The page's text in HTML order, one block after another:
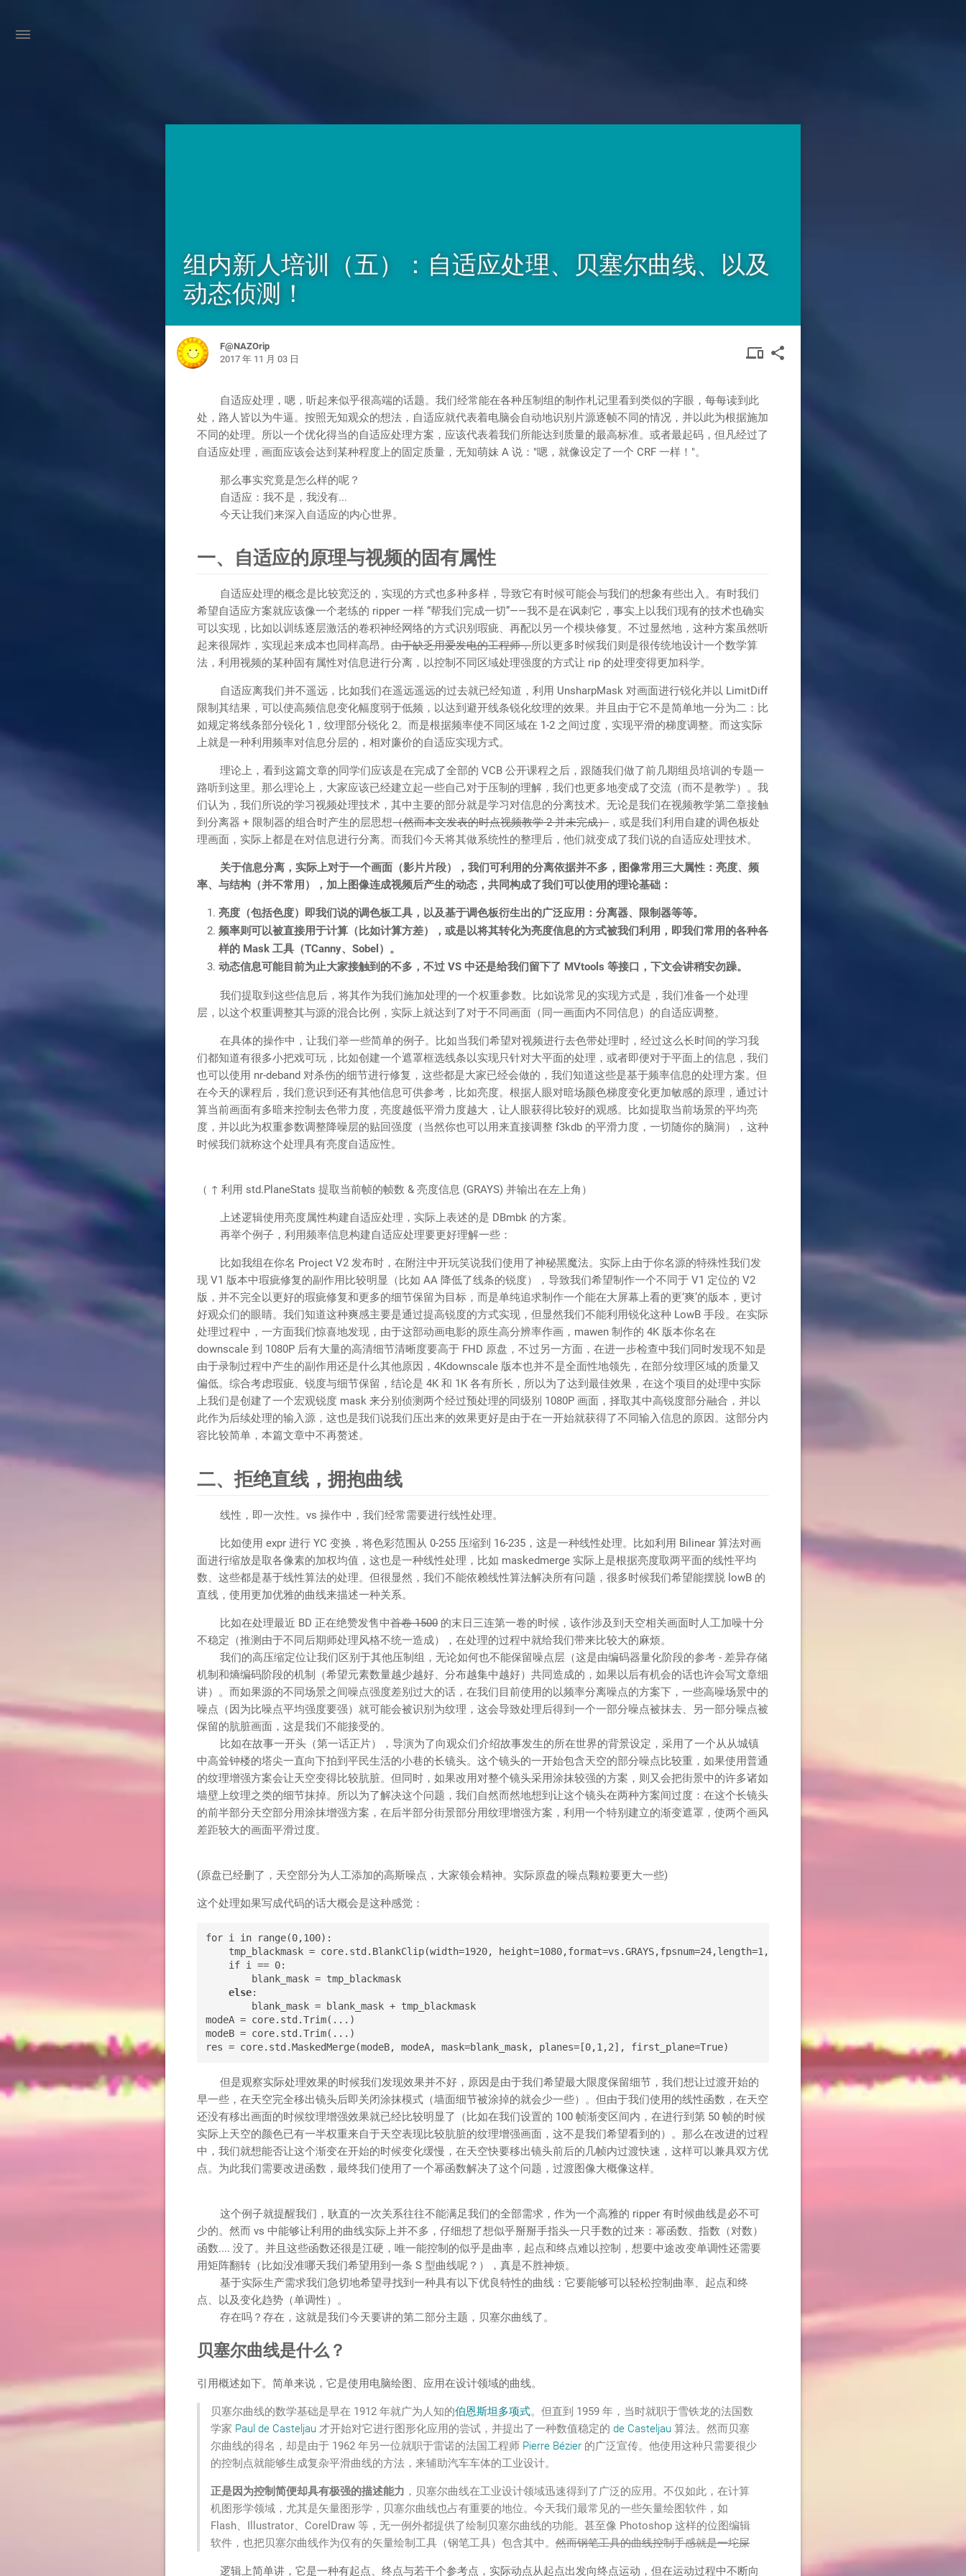
组内新人培训（五）：自适应处理、贝塞尔曲线、以及
动态侦测！
F@NAZOrip
2017 年 11 月 03 日
devices other
DEVICES
share
SHARE
自适应处理，嗯，听起来似乎很高端的话题。我们经常能在各种压制组的制作札记里看到类似的字眼，每每读到此
处，路人皆以为牛逼。按照无知观众的想法，自适应就代表着电脑会自动地识别片源逐帧不同的情况，并以此为根据施加
不同的处理。所以一个优化得当的自适应处理方案，应该代表着我们所能达到质量的最高标准。或者最起码，但凡经过了
自适应处理，画面应该会达到某种程度上的固定质量，无知萌妹 A 说："嗯，就像设定了一个 CRF 一样！"。
那么事实究竟是怎么样的呢？
自适应：我不是，我没有...
今天让我们来深入自适应的内心世界。
一、自适应的原理与视频的固有属性
自适应处理的概念是比较宽泛的，实现的方式也多种多样，导致它有时候可能会与我们的想象有些出入。有时我们
希望自适应方案就应该像一个老练的 ripper 一样 “帮我们完成一切”——我不是在讽刺它，事实上以我们现有的技术也确实
可以实现，比如以训练逐层激活的卷积神经网络的方式识别瑕疵、再配以另一个模块修复。不过显然地，这种方案虽然听
起来很屌炸，实现起来成本也同样高昂。由于缺乏用爱发电的工程师，所以更多时候我们则是很传统地设计一个数学算
法，利用视频的某种固有属性对信息进行分离，以控制不同区域处理强度的方式让 rip 的处理变得更加科学。
自适应离我们并不遥远，比如我们在遥远遥远的过去就已经知道，利用 UnsharpMask 对画面进行锐化并以 LimitDiff
限制其结果，可以使高频信息变化幅度弱于低频，以达到避开线条锐化纹理的效果。并且由于它不是简单地一分为二：比
如规定将线条部分锐化 1，纹理部分锐化 2。而是根据频率使不同区域在 1-2 之间过度，实现平滑的梯度调整。而这实际
上就是一种利用频率对信息分层的，相对廉价的自适应实现方式。
理论上，看到这篇文章的同学们应该是在完成了全部的 VCB 公开课程之后，跟随我们做了前几期组员培训的专题一
路听到这里。那么理论上，大家应该已经建立起一些自己对于压制的理解，我们也更多地变成了交流（而不是教学）。我
们认为，我们所说的学习视频处理技术，其中主要的部分就是学习对信息的分离技术。无论是我们在视频教学第二章接触
到分离器 + 限制器的组合时产生的层思想（然而本文发表的时点视频教学 2 并未完成），或是我们利用自建的调色板处
理画面，实际上都是在对信息进行分离。而我们今天将其做系统性的整理后，他们就变成了我们说的自适应处理技术。
关于信息分离，实际上对于一个画面（影片片段），我们可利用的分离依据并不多，图像常用三大属性：亮度、频
率、与结构（并不常用），加上图像连成视频后产生的动态，共同构成了我们可以使用的理论基础：
亮度（包括色度）即我们说的调色板工具，以及基于调色板衍生出的广泛应用：分离器、限制器等等。
频率则可以被直接用于计算（比如计算方差），或是以将其转化为亮度信息的方式被我们利用，即我们常用的各种各
样的 Mask 工具（TCanny、Sobel）。
动态信息可能目前为止大家接触到的不多，不过 VS 中还是给我们留下了 MVtools 等接口，下文会讲稍安勿躁。
我们提取到这些信息后，将其作为我们施加处理的一个权重参数。比如说常见的实现方式是，我们准备一个处理
层，以这个权重调整其与源的混合比例，实际上就达到了对于不同画面（同一画面内不同信息）的自适应调整。
在具体的操作中，让我们举一些简单的例子。比如当我们希望对视频进行去色带处理时，经过这么长时间的学习我
们都知道有很多小把戏可玩，比如创建一个遮罩框选线条以实现只针对大平面的处理，或者即便对于平面上的信息，我们
也可以使用 nr-deband 对杀伤的细节进行修复，这些都是大家已经会做的，我们知道这些是基于频率信息的处理方案。但
在今天的课程后，我们意识到还有其他信息可供参考，比如亮度。根据人眼对暗场颜色梯度变化更加敏感的原理，通过计
算当前画面有多暗来控制去色带力度，亮度越低平滑力度越大，让人眼获得比较好的观感。比如提取当前场景的平均亮
度，并以此为权重参数调整降噪层的贴回强度（当然你也可以用来直接调整 f3kdb 的平滑力度，一切随你的脑洞），这种
时候我们就称这个处理具有亮度自适应性。
（ ↑ 利用 std.PlaneStats 提取当前帧的帧数 & 亮度信息 (GRAYS) 并输出在左上角）
上述逻辑使用亮度属性构建自适应处理，实际上表述的是 DBmbk 的方案。
再举个例子，利用频率信息构建自适应处理要更好理解一些：
比如我组在你名 Project V2 发布时，在附注中开玩笑说我们使用了神秘黑魔法。实际上由于你名源的特殊性我们发
现 V1 版本中瑕疵修复的副作用比较明显（比如 AA 降低了线条的锐度），导致我们希望制作一个不同于 V1 定位的 V2
版，并不完全以更好的瑕疵修复和更多的细节保留为目标，而是单纯追求制作一个能在大屏幕上看的更‘爽’的版本，更讨
好观众们的眼睛。我们知道这种爽感主要是通过提高锐度的方式实现，但显然我们不能利用锐化这种 LowB 手段。在实际
处理过程中，一方面我们惊喜地发现，由于这部动画电影的原生高分辨率作画，mawen 制作的 4K 版本你名在
downscale 到 1080P 后有大量的高清细节清晰度要高于 FHD 原盘，不过另一方面，在进一步检查中我们同时发现不知是
由于录制过程中产生的副作用还是什么其他原因，4Kdownscale 版本也并不是全面性地领先，在部分纹理区域的质量又
偏低。综合考虑瑕疵、锐度与细节保留，结论是 4K 和 1K 各有所长，所以为了达到最佳效果，在这个项目的处理中实际
上我们是创建了一个宏观锐度 mask 来分别侦测两个经过预处理的同级别 1080P 画面，择取其中高锐度部分融合，并以
此作为后续处理的输入源，这也是我们说我们压出来的效果更好是由于在一开始就获得了不同输入信息的原因。这部分内
容比较简单，本篇文章中不再赘述。
二、拒绝直线，拥抱曲线
线性，即一次性。vs 操作中，我们经常需要进行线性处理。
比如使用 expr 进行 YC 变换，将色彩范围从 0-255 压缩到 16-235，这是一种线性处理。比如利用 Bilinear 算法对画
面进行缩放是取各像素的加权均值，这也是一种线性处理，比如 maskedmerge 实际上是根据亮度取两平面的线性平均
数、这些都是基于线性算法的处理。但很显然，我们不能依赖线性算法解决所有问题，很多时候我们希望能摆脱 lowB 的
直线，使用更加优雅的曲线来描述一种关系。
比如在处理最近 BD 正在绝赞发售中首卷 1500的末日三连第一卷的时候，该作涉及到天空相关画面时人工加噪十分
不稳定（推测由于不同后期师处理风格不统一造成），在处理的过程中就给我们带来比较大的麻烦。
我们的高压缩定位让我们区别于其他压制组，无论如何也不能保留噪点层（这是由编码器量化阶段的参考 - 差异存储
机制和熵编码阶段的机制（希望元素数量越少越好、分布越集中越好）共同造成的，如果以后有机会的话也许会写文章细
讲）。而如果源的不同场景之间噪点强度差别过大的话，在我们目前使用的以频率分离噪点的方案下，一些高噪场景中的
噪点（因为比噪点平均强度要强）就可能会被识别为纹理，这会导致处理后得到一个一部分噪点被抹去、另一部分噪点被
保留的肮脏画面，这是我们不能接受的。
比如在故事一开头（第一话正片），导演为了向观众们介绍故事发生的所在世界的背景设定，采用了一个从从城镇
中高耸钟楼的塔尖一直向下拍到平民生活的小巷的长镜头。这个镜头的一开始包含天空的部分噪点比较重，如果使用普通
的纹理增强方案会让天空变得比较肮脏。但同时，如果改用对整个镜头采用涂抹较强的方案，则又会把街景中的许多诸如
墙壁上纹理之类的细节抹掉。所以为了解决这个问题，我们自然而然地想到让这个镜头在两种方案间过度：在这个长镜头
的前半部分天空部分用涂抹增强方案，在后半部分街景部分用纹理增强方案，利用一个特别建立的渐变遮罩，使两个画风
差距较大的画面平滑过度。
(原盘已经删了，天空部分为人工添加的高斯噪点，大家领会精神。实际原盘的噪点颗粒要更大一些)
这个处理如果写成代码的话大概会是这种感觉：
for i in range(0,100):
    tmp_blackmask = core.std.BlankClip(width=1920, height=1080,format=vs.GRAYS,fpsnum=24,length=1,color=(i/100))
    if i == 0:
        blank_mask = tmp_blackmask
else:
        blank_mask = blank_mask + tmp_blackmask
modeA = core.std.Trim(...)
modeB = core.std.Trim(...)
但是观察实际处理效果的时候我们发现效果并不好，原因是由于我们希望最大限度保留细节，我们想让过渡开始的
早一些，在天空完全移出镜头后即关闭涂抹模式（墙面细节被涂掉的就会少一些）。但由于我们使用的线性函数，在天空
还没有移出画面的时候纹理增强效果就已经比较明显了（比如在我们设置的 100 帧渐变区间内，在进行到第 50 帧的时候
实际上天空的颜色已有一半权重来自于天空表现比较肮脏的纹理增强画面，这不是我们希望看到的）。那么在改进的过程
中，我们就想能否让这个渐变在开始的时候变化缓慢，在天空快要移出镜头前后的几帧内过渡快速，这样可以兼具双方优
点。为此我们需要改进函数，最终我们使用了一个幂函数解决了这个问题，过渡图像大概像这样。
这个例子就提醒我们，耿直的一次关系往往不能满足我们的全部需求，作为一个高雅的 ripper 有时候曲线是必不可
少的。然而 vs 中能够让利用的曲线实际上并不多，仔细想了想似乎掰掰手指头一只手数的过来：幂函数、指数（对数）
函数.... 没了。并且这些函数还很是江硬，唯一能控制的似乎是曲率，起点和终点难以控制，想要中途改变单调性还需要
用矩阵翻转（比如没准哪天我们希望用到一条 S 型曲线呢？），真是不胜神烦。
基于实际生产需求我们急切地希望寻找到一种具有以下优良特性的曲线：它要能够可以轻松控制曲率、起点和终
点、以及变化趋势（单调性）。
存在吗？存在，这就是我们今天要讲的第二部分主题，贝塞尔曲线了。
贝塞尔曲线是什么？
引用概述如下。简单来说，它是使用电脑绘图、应用在设计领域的曲线。
贝塞尔曲线的数学基础是早在 1912 年就广为人知的伯恩斯坦多项式。但直到 1959 年，当时就职于雪铁龙的法国数
学家 Paul de Casteljau 才开始对它进行图形化应用的尝试，并提出了一种数值稳定的de Casteljau 算法。然而贝塞
尔曲线的得名，却是由于 1962 年另一位就职于雷诺的法国工程师 Pierre Bézier 的广泛宣传。他使用这种只需要很少
的控制点就能够生成复杂平滑曲线的方法，来辅助汽车车体的工业设计。
正是因为控制简便却具有极强的描述能力 ，贝塞尔曲线在工业设计领域迅速得到了广泛的应用。不仅如此，在计算
机图形学领域，尤其是矢量图形学，贝塞尔曲线也占有重要的地位。今天我们最常见的一些矢量绘图软件，如
Flash、Illustrator、CorelDraw 等，无一例外都提供了绘制贝塞尔曲线的功能。甚至像 Photoshop 这样的位图编辑
软件，也把贝塞尔曲线作为仅有的矢量绘制工具（钢笔工具）包含其中。然而钢笔工具的曲线控制手感就是一坨屎
逻辑上简单讲，它是一种有起点、终点与若干个参考点，实际动点从起点出发向终点运动，但在运动过程中不断向